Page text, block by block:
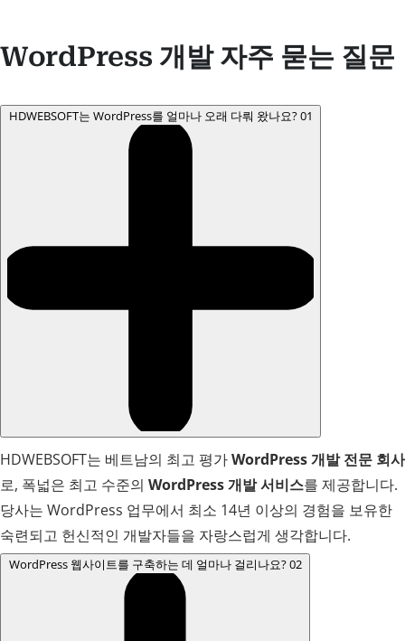
WordPress 개발 자주 묻는 질문
HDWEBSOFT는 WordPress를 얼마나 오래 다뤄 왔나요?01
HDWEBSOFT는 베트남의 최고 평가WordPress 개발 전문 회사
로, 폭넓은 최고 수준의 WordPress 개발 서비스를 제공합니다.
당사는 WordPress 업무에서 최소 14년 이상의 경험을 보유한
숙련되고 헌신적인 개발자들을 자랑스럽게 생각합니다.
WordPress 웹사이트를 구축하는 데 얼마나 걸리나요?02